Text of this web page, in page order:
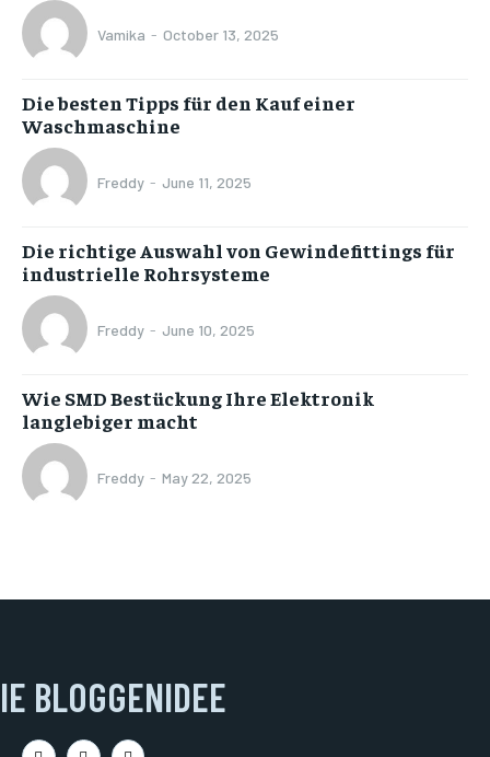
Vamika - October 13, 2025
Die besten Tipps für den Kauf einer
Waschmaschine
Freddy - June 11, 2025
Die richtige Auswahl von Gewindefittings für
industrielle Rohrsysteme
Freddy - June 10, 2025
Wie SMD Bestückung Ihre Elektronik
langlebiger macht
Freddy - May 22, 2025
BLOGGENIDEE